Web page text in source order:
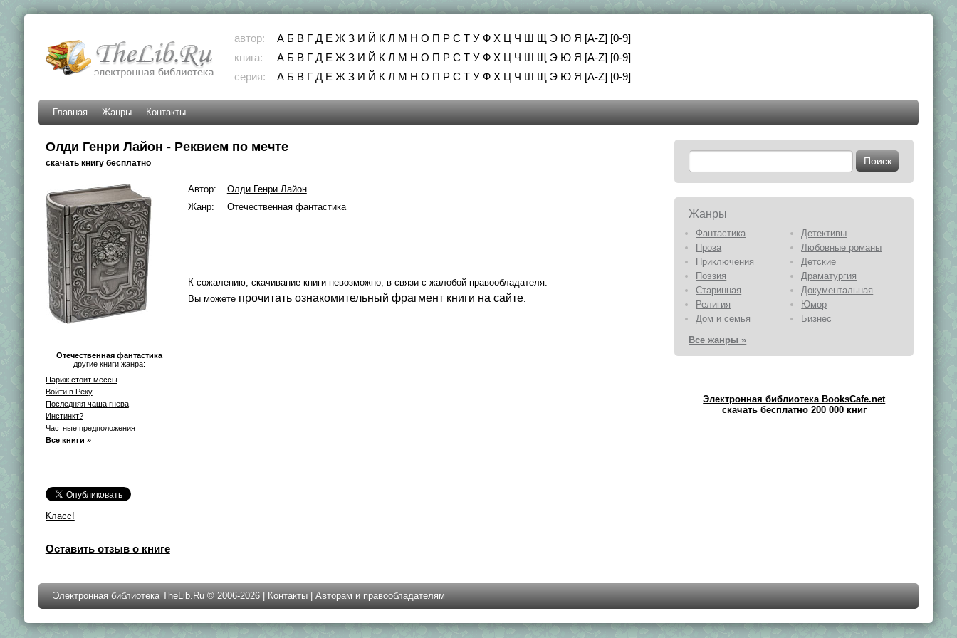
автор: А Б В Г Д Е Ж З И Й К Л М Н О П Р С Т У Ф Х Ц Ч Ш Щ Э Ю Я [A-Z] [0-9]
книга:
А Б В Г Д Е Ж З И Й К Л М Н О П Р С Т У Ф Х Ц Ч Ш Щ Э Ю Я [A-Z] [0-9]
серия:
А Б В Г Д Е Ж З И Й К Л М Н О П Р С Т У Ф Х Ц Ч Ш Щ Э Ю Я [A-Z] [0-9]
Главная Жанры Контакты
Олди Генри Лайон - Реквием по мечте
скачать книгу бесплатно
Отечественная фантастика
другие книги жанра:
Париж стоит мессы
Войти в Реку
Последняя чаша гнева
Инстинкт?
Частные предположения
Все книги »
Класс!
Автор:
Олди Генри Лайон
Жанр:
Отечественная фантастика
К сожалению, скачивание книги невозможно, в связи с жалобой правообладателя.
Вы можете прочитать ознакомительный фрагмент книги на сайте.
Оставить отзыв о книге
Жанры
Фантастика
Детективы
Проза
Любовные романы
Приключения
Детские
Поэзия
Драматургия
Старинная
Документальная
Религия
Юмор
Дом и семья
Бизнес
Все жанры »
Электронная библиотека BooksCafe.net
скачать бесплатно 200 000 книг
Электронная библиотека TheLib.Ru © 2006-2026 | Контакты| Авторам и правообладателям